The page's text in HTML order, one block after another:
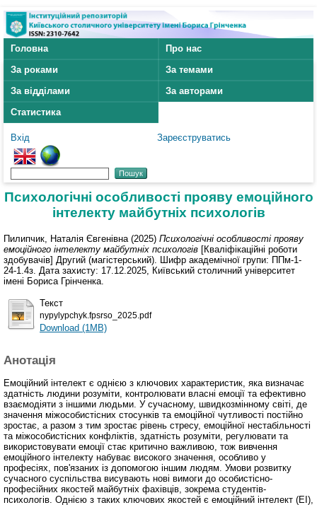
Головна
Про нас
За роками
За темами
За відділами
За авторами
Статистика
Вхід Зареєструватись
Психологічні особливості прояву емоційного
інтелекту майбутніх психологів
Пилипчик, Наталія Євгенівна (2025) Психологічні особливості прояву
емоційного інтелекту майбутніх психологів [Кваліфікаційні роботи
здобувачів] Другий (магістерський). Шифр академічної групи: ППм-1-
24-1.4з. Дата захисту: 17.12.2025, Київський столичний університет
імені Бориса Грінченка.
Текст
nypylypchyk.fpsrso_2025.pdf
Download (1MB)
Анотація
Емоційний інтелект є однією з ключових характеристик, яка визначає
здатність людини розуміти, контролювати власні емоції та ефективно
взаємодіяти з іншими людьми. У сучасному, швидкозмінному світі, де
значення міжособистісних стосунків та емоційної чутливості постійно
зростає, а разом з тим зростає рівень стресу, емоційної нестабільності
та міжособистісних конфліктів, здатність розуміти, регулювати та
використовувати емоції стає критично важливою, тож вивчення
емоційного інтелекту набуває високого значення, особливо у
професіях, пов'язаних із допомогою іншим людям. Умови розвитку
сучасного суспільства висувають нові вимоги до особистісно-
професійних якостей майбутніх фахівців, зокрема студентів-
психологів. Однією з таких ключових якостей є емоційний інтелект (EІ),